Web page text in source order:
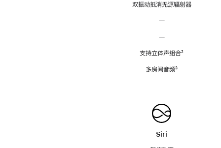
双振动抵消无源辐射器
—
—
支持立体声组合脚
²
多房间音频脚
³
Siri